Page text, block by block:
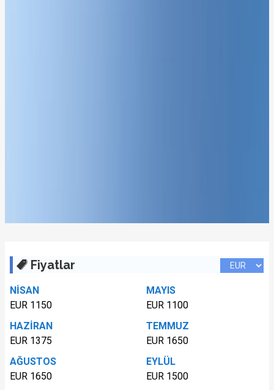
Fiyatlar
NİSAN
EUR 1150
MAYIS
EUR 1100
HAZİRAN
EUR 1375
TEMMUZ
EUR 1650
AĞUSTOS
EUR 1650
EYLÜL
EUR 1500